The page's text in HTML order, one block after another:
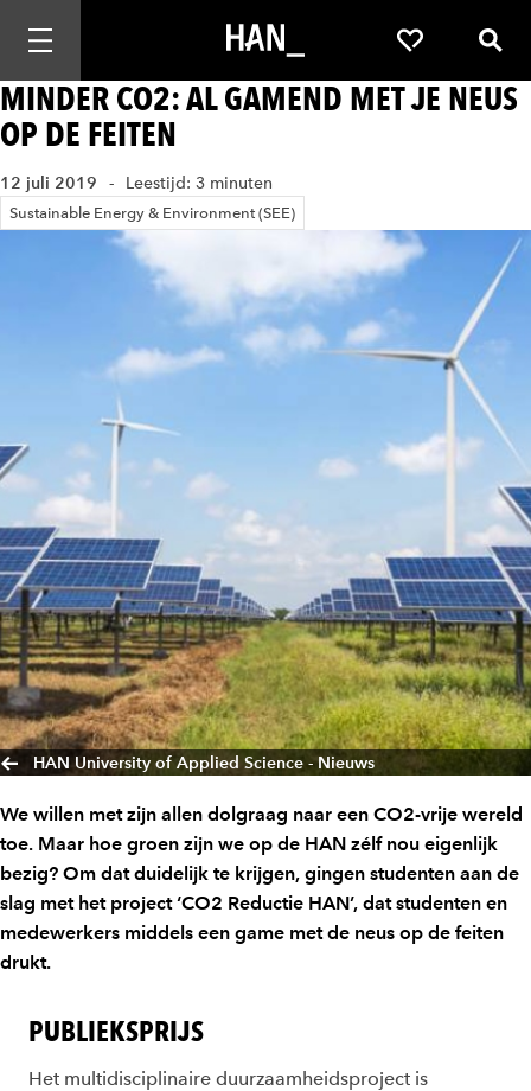
Mobiele navigatie openen Favorieten
MINDER CO2: AL GAMEND MET JE NEUS
OP DE FEITEN
12 juli 2019 Leestijd: 3 minuten
Sustainable Energy & Environment (SEE)
HAN University of Applied Science - Nieuws
We willen met zijn allen dolgraag naar een CO2-vrije wereld
toe. Maar hoe groen zijn we op de HAN zélf nou eigenlijk
bezig? Om dat duidelijk te krijgen, gingen studenten aan de
slag met het project ‘CO2 Reductie HAN’, dat studenten en
medewerkers middels een game met de neus op de feiten
drukt.
PUBLIEKSPRIJS
Het multidisciplinaire duurzaamheidsproject is